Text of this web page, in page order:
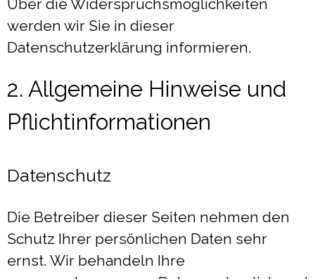
Über die Widerspruchsmöglichkeiten
werden wir Sie in dieser
Datenschutzerklärung informieren.
2. Allgemeine Hinweise und
Pflichtinformationen
Datenschutz
Die Betreiber dieser Seiten nehmen den
Schutz Ihrer persönlichen Daten sehr
ernst. Wir behandeln Ihre